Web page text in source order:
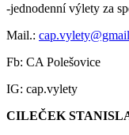
-jednodenní výlety za
Mail.:
Fb: CA Polešovice
IG: cap.vylety
CILEČEK